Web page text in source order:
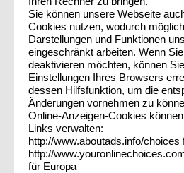
Sie können unsere Webseite
Cookies nutzen, wodurch
Darstellungen und Funktionen
eingeschränkt arbeiten. Wenn
deaktivieren möchten, können
Einstellungen Ihres Browsers
dessen Hilfsfunktion, um die
Änderungen vornehmen zu
Online-Anzeigen-Cookies
Links verwalten:
http://www.aboutads.info/choices
http://
für Europa